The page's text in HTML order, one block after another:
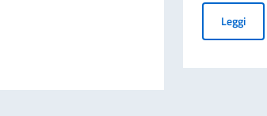
del Sacrificio del Lavoro Italiano nel Mondo (8
Leggi